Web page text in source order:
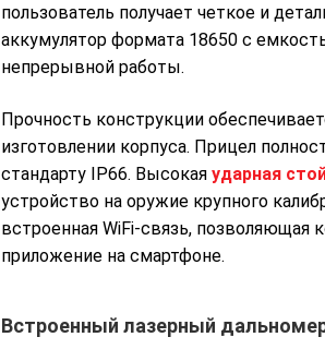
пользователь получает четкое и
аккумулятор формата 18650 с
непрерывной работы.
Прочность конструкции
изготовлении корпуса. Прицел
стандарту IP66. Высокая ударная
устройство на оружие крупного
встроенная WiFi-связь, позволяющая
приложение на смартфоне.
Встроенный лазерный